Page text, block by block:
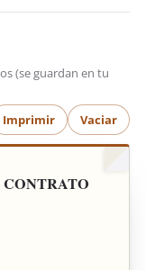
(se guardan en tu
Imprimir Vaciar